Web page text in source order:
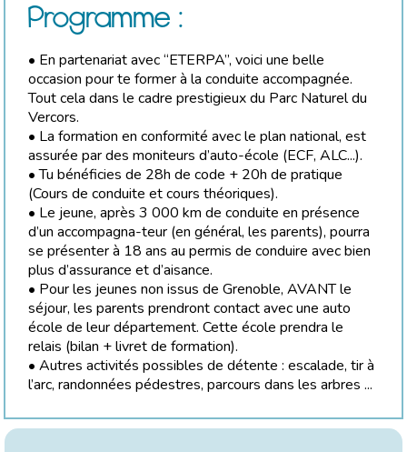
Programme :
• En partenariat avec “ETERPA”, voici une belle
occasion pour te former à la conduite accompagnée.
Tout cela dans le cadre prestigieux du Parc Naturel du
Vercors.
• La formation en conformité avec le plan national, est
assurée par des moniteurs d’auto-école (ECF, ALC...).
• Tu bénéficies de 28h de code + 20h de pratique
(Cours de conduite et cours théoriques).
• Le jeune, après 3 000 km de conduite en présence
d’un accompagna-teur (en général, les parents), pourra
se présenter à 18 ans au permis de conduire avec bien
plus d’assurance et d’aisance.
• Pour les jeunes non issus de Grenoble, AVANT le
séjour, les parents prendront contact avec une auto
école de leur département. Cette école prendra le
relais (bilan + livret de formation).
• Autres activités possibles de détente : escalade, tir à
l’arc, randonnées pédestres, parcours dans les arbres ...